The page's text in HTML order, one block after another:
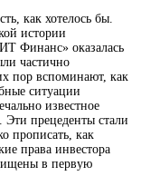
как хотелось бы.
истории
Финанс» оказалась
частично
пор вспоминают, как
ситуации
известное
прецеденты стали
прописать, как
права инвестора
в первую